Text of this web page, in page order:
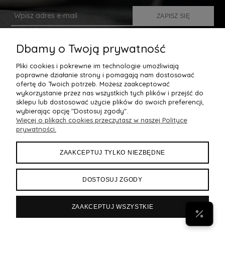
ZAPISZ SIĘ
POMOC
MOJE KONTO
PŁATNOŚCI I DOSTAWA
Dbamy o Twoją prywatność
Pliki cookies i pokrewne im technologie umożliwiają
poprawne działanie strony i pomagają nam dostosować
ofertę do Twoich potrzeb. Możesz zaakceptować
wykorzystanie przez nas wszystkich tych plików i przejść do
sklepu lub dostosować użycie plików do swoich preferencji,
wybierając opcję "Dostosuj zgody".
Więcej o plikach cookies przeczytasz w naszej Polityce
prywatności.
ZAAKCEPTUJ TYLKO NIEZBĘDNE
DOSTOSUJ ZGODY
ZAAKCEPTUJ WSZYSTKIE